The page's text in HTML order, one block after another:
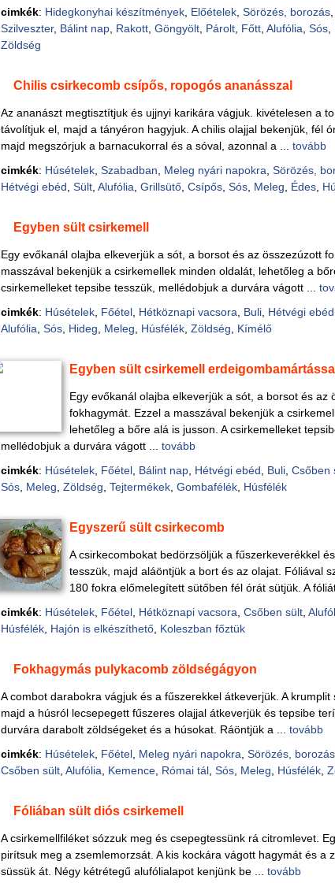
cimkék: Hidegkonyhai készítmények, Előételek, Sörözés, borozás,
Szilveszter, Bálint nap, Rakott, Göngyölt, Párolt, Főtt, Alufólia Sós,
Zöldség
Chilis csirkecomb csípős, ropogós ananásszal
Az ananászt megtisztítjuk és ujjnyi karikára vágjuk. kivételesen a
távolítjuk el, majd a tányéron hagyjuk. A chilis olajjal bekenjük, fél
majd megszórjuk a barnacukorral és a sóval, azonnal a ... tovább
cimkék: Húsételek, Szabadban Meleg nyári napokra Sörözés,
Hétvégi ebéd Sült, Alufólia Grillsütő, Csípős, Sós, Meleg Édes,
Egyben sült csirkemell
Egy evőkanál olajba elkeverjük a sót, a borsot és az összezúzott
masszával bekenjük a csirkemellek minden oldalát, lehetőleg a
csirkemelleket tepsibe tesszük, mellédobjuk a durvára vágott ...
cimkék: Húsételek, Főétel, Hétköznapi vacsora Buli, Hétvégi ebéd
Alufólia Sós, Hideg Meleg Húsfélék, Zöldség Kímélő
Egyben sült csirkemell erdeigombamártással
Egy evőkanál olajba elkeverjük a sót, a borsot és az
fokhagymát. Ezzel a masszával bekenjük a
lehetőleg a bőre alá is jusson. A csirkemelleket
mellédobjuk a durvára vágott ... tovább
cimkék: Húsételek, Főétel, Bálint nap, Hétvégi ebéd Buli, Csőben
Sós, Meleg Zöldség Tejtermékek, Gombafélék, Húsfélék
Egyszerű sült csirkecomb
A csirkecombokat bedörzsöljük a fűszerkeverékkel
tesszük, majd aláöntjük a bort és az olajat. Fóliával
180 fokra előmelegített sütőben fél órát sütjük. A
cimkék: Húsételek, Főétel, Hétköznapi vacsora Csőben sült,
Húsfélék, Hajón is elkészíthető, Koleszban főztük
Fokhagymás pulykacomb zöldségágyon
A combot darabokra vágjuk és a fűszerekkel átkeverjük. A krumplit
majd a húsról lecsepegett fűszeres olajjal átkeverjük és tepsibe
durvára darabolt zöldségeket és a húsokat. Ráöntjük a ... tovább
cimkék: Húsételek, Főétel, Meleg nyári napokra Sörözés, borozás,
Csőben sült, Alufólia Kemence, Római tál, Sós, Meleg Húsfélék,
Fóliában sült diós csirkemell
A csirkemellfiléket sózzuk meg és csepegtessünk rá citromlevet.
pirítsuk meg a zsemlemorzsát. A kis kockára vágott hagymát és a
süssük át. Négy kétrétegű alufólialapot kenjünk be ... tovább